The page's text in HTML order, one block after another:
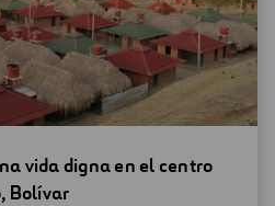
vida digna en el centro
Bolívar